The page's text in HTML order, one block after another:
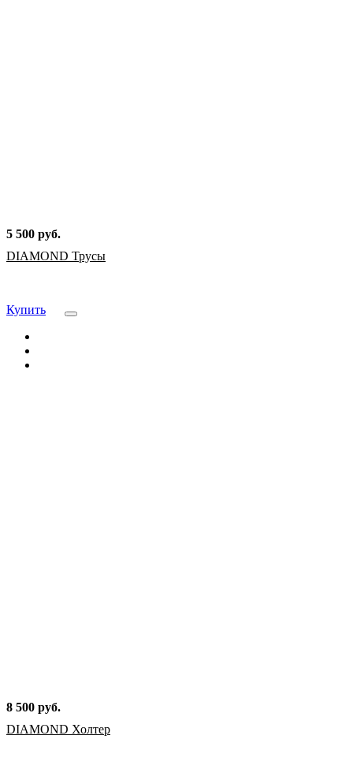
5 500 руб.
DIAMOND Трусы
Купить
8 500 руб.
DIAMOND Холтер